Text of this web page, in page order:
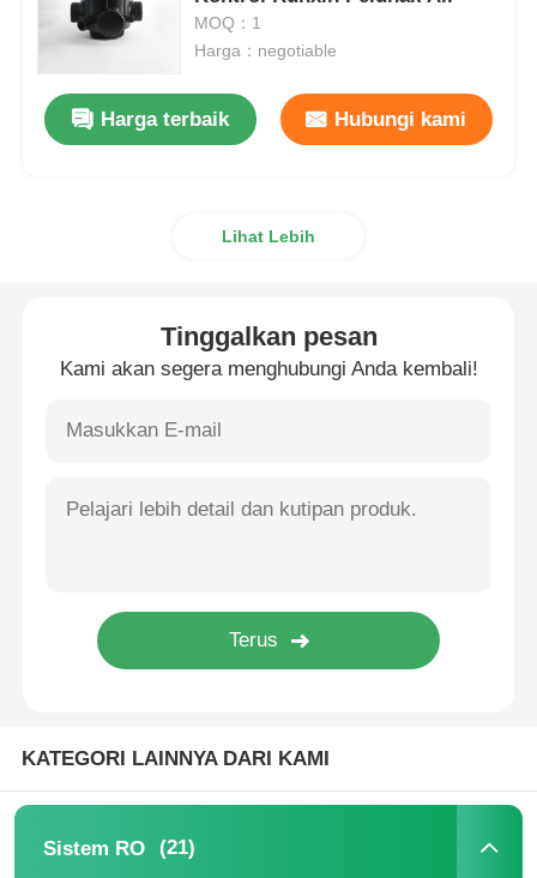
Perumahan Filter Air
Kartrid Filter Air
Fitting Koneksi Filter Air
Membran RO Industri
Perumahan membran RO
Tangki air garam pemanis air
Resin Penukar Ion
MOQ：1
Harga：negotiable
Harga terbaik Hubungi kami
Lihat Lebih
Tinggalkan pesan
Kami akan segera menghubungi Anda kembali!
KATEGORI LAINNYA DARI KAMI
Sistem RO (21)